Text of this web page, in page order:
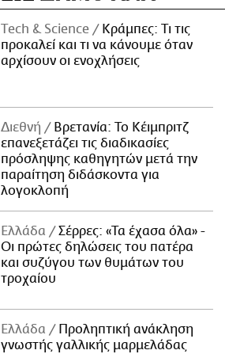
Τech & Science
Κράμπες: Τι τις
προκαλεί και τι να κάνουμε όταν
αρχίσουν οι ενοχλήσεις
Διεθνή
Βρετανία: Το Κέιμπριτζ
επανεξετάζει τις διαδικασίες
πρόσληψης καθηγητών μετά την
παραίτηση διδάσκοντα για
λογοκλοπή
Ελλάδα
Σέρρες: «Τα έχασα όλα» -
Οι πρώτες δηλώσεις του πατέρα
και συζύγου των θυμάτων του
τροχαίου
Ελλάδα
Προληπτική ανάκληση
γνωστής γαλλικής μαρμελάδας